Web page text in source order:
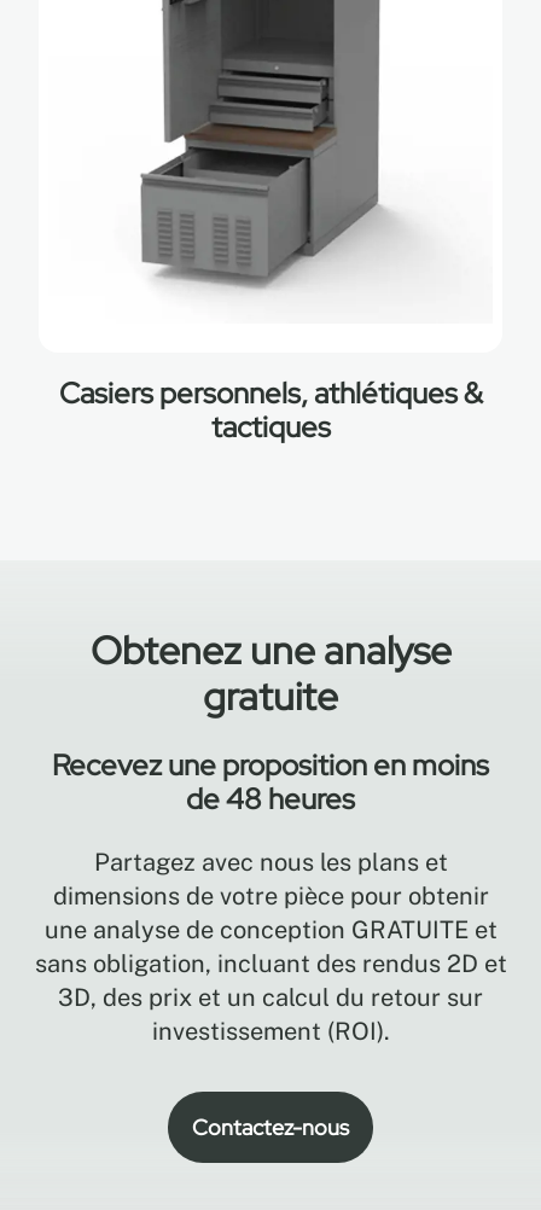
Casiers personnels, athlétiques &
tactiques
Obtenez une analyse
gratuite
Recevez une proposition en moins
de 48 heures
Partagez avec nous les plans et
dimensions de votre pièce pour obtenir
une analyse de conception GRATUITE et
sans obligation, incluant des rendus 2D et
3D, des prix et un calcul du retour sur
investissement (ROI).
Contactez-nous